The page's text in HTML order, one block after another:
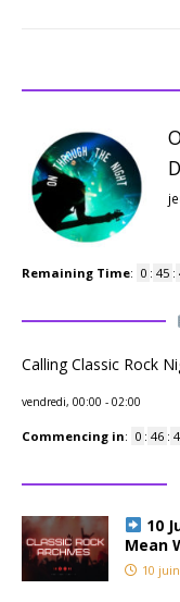
Remaining Time: 0 : 45 :
Calling Classic Rock
vendredi, 00:00 - 02:00
Commencing in: 0 : 46 :
10
Mean
10